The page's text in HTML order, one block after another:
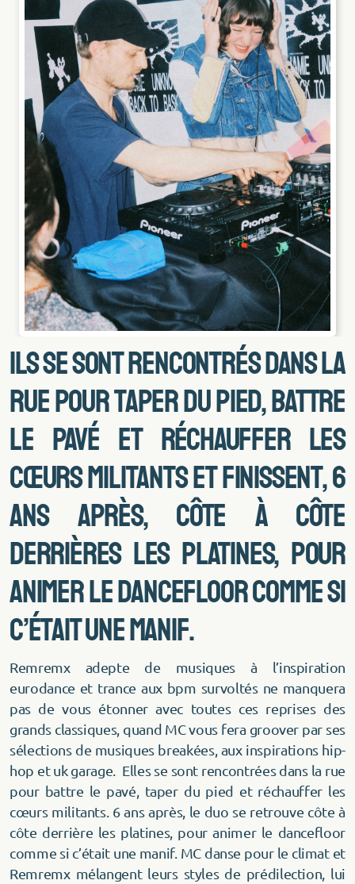
Ils se sont rencontrés dans la
rue pour taper du pied, battre
le pavé et réchauffer les
cœurs militants et finissent, 6
ans après, côte à côte
derrières les platines, pour
animer le dancefloor comme si
c’était une manif.
Remremx adepte de musiques à l’inspiration
eurodance et trance aux bpm survoltés ne manquera
pas de vous étonner avec toutes ces reprises des
grands classiques, quand MC vous fera groover par ses
sélections de musiques breakées, aux inspirations hip-
hop et uk garage. Elles se sont rencontrées dans la rue
pour battre le pavé, taper du pied et réchauffer les
cœurs militants. 6 ans après, le duo se retrouve côte à
côte derrière les platines, pour animer le dancefloor
comme si c’était une manif. MC danse pour le climat et
Remremx mélangent leurs styles de prédilection, lui